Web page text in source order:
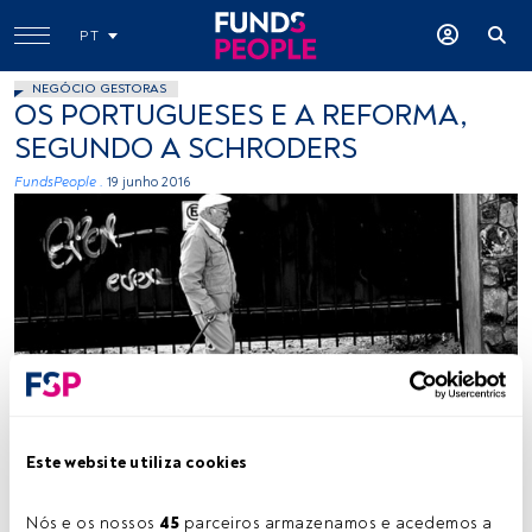
Este website utiliza cookies
Nós e os nossos 45 parceiros armazenamos e acedemos a
PT
NEGÓCIO GESTORAS
OS PORTUGUESES E A REFORMA,
SEGUNDO A SCHRODERS
FundsPeople . 19 junho 2016
V1ctor, Flickr, Creative Commons